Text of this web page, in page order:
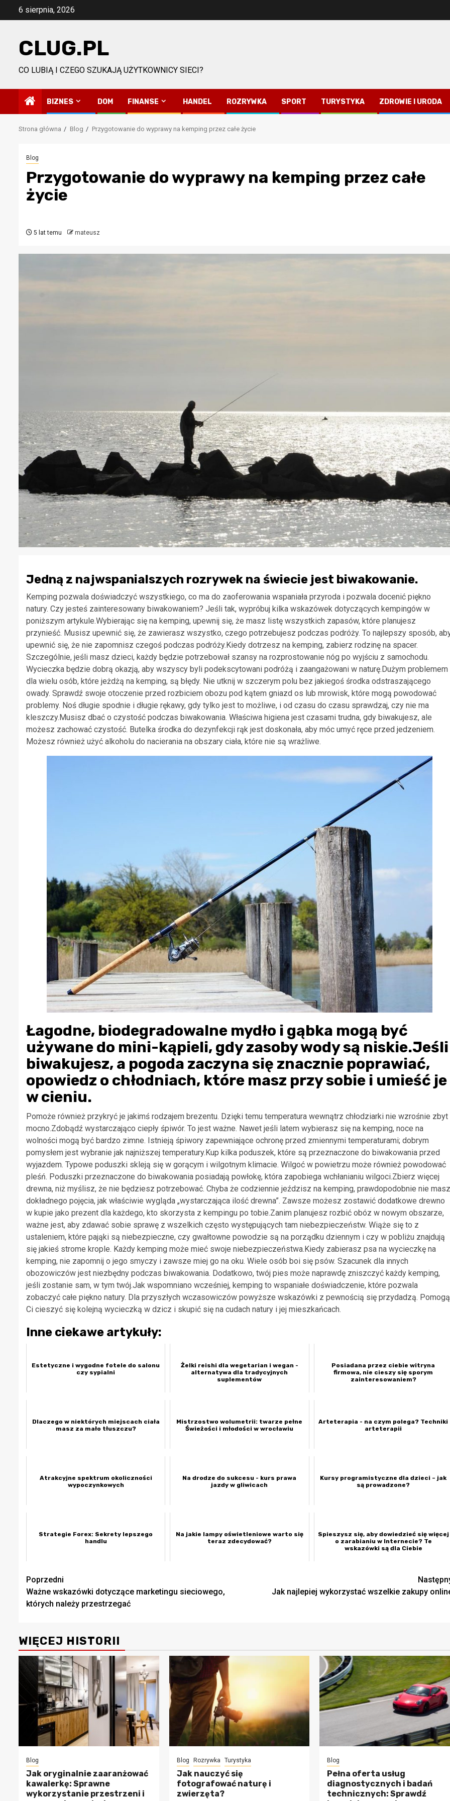
Przejdź6 sierpnia, 2026
CLUG.PL
CO LUBIĄ I CZEGO SZUKAJĄ UŻYTKOWNICY SIECI?
BIZNES DOM FINANSE HANDEL ROZRYWKA SPORT TURYSTYKA ZDROWIE I URODA
Strona główna Blog Przygotowanie do wyprawy na kemping przez całe życie
Blog
Przygotowanie do wyprawy na kemping przez całe
życie
5 lat temu mateusz
Jedną z najwspanialszych rozrywek na świecie jest biwakowanie.
Kemping pozwala doświadczyć wszystkiego, co ma do zaoferowania wspaniała przyroda i pozwala docenić piękno
natury. Czy jesteś zainteresowany biwakowaniem? Jeśli tak, wypróbuj kilka wskazówek dotyczących kempingów w
poniższym artykule.Wybierając się na kemping, upewnij się, że masz listę wszystkich zapasów, które planujesz
przynieść. Musisz upewnić się, że zawierasz wszystko, czego potrzebujesz podczas podróży. To najlepszy sposób,
upewnić się, że nie zapomnisz czegoś podczas podróży.Kiedy dotrzesz na kemping, zabierz rodzinę na spacer.
Szczególnie, jeśli masz dzieci, każdy będzie potrzebował szansy na rozprostowanie nóg po wyjściu z samochodu.
Wycieczka będzie dobrą okazją, aby wszyscy byli podekscytowani podróżą i zaangażowani w naturę.Dużym problemem
dla wielu osób, które jeżdżą na kemping, są błędy. Nie utknij w szczerym polu bez jakiegoś środka odstraszającego
owady. Sprawdź swoje otoczenie przed rozbiciem obozu pod kątem gniazd os lub mrowisk, które mogą powodować
problemy. Noś długie spodnie i długie rękawy, gdy tylko jest to możliwe, i od czasu do czasu sprawdzaj, czy nie ma
kleszczy.Musisz dbać o czystość podczas biwakowania. Właściwa higiena jest czasami trudna, gdy biwakujesz, ale
możesz zachować czystość. Butelka środka do dezynfekcji rąk jest doskonała, aby móc umyć ręce przed jedzeniem.
Możesz również użyć alkoholu do nacierania na obszary ciała, które nie są wrażliwe.
Łagodne, biodegradowalne mydło i gąbka mogą być
używane do mini-kąpieli, gdy zasoby wody są niskie.Jeśli
biwakujesz, a pogoda zaczyna się znacznie poprawiać,
opowiedz o chłodniach, które masz przy sobie i umieść je
w cieniu.
Pomoże również przykryć je jakimś rodzajem brezentu. Dzięki temu temperatura wewnątrz chłodziarki nie wzrośnie zbyt
mocno.Zdobądź wystarczająco ciepły śpiwór. To jest ważne. Nawet jeśli latem wybierasz się na kemping, noce na
wolności mogą być bardzo zimne. Istnieją śpiwory zapewniające ochronę przed zmiennymi temperaturami; dobrym
pomysłem jest wybranie jak najniższej temperatury.Kup kilka poduszek, które są przeznaczone do biwakowania przed
wyjazdem. Typowe poduszki skleją się w gorącym i wilgotnym klimacie. Wilgoć w powietrzu może również powodować
pleśń. Poduszki przeznaczone do biwakowania posiadają powłokę, która zapobiega wchłanianiu wilgoci.Zbierz więcej
drewna, niż myślisz, że nie będziesz potrzebować. Chyba że codziennie jeździsz na kemping, prawdopodobnie nie masz
dokładnego pojęcia, jak właściwie wygląda „wystarczająca ilość drewna”. Zawsze możesz zostawić dodatkowe drewno
w kupie jako prezent dla każdego, kto skorzysta z kempingu po tobie.Zanim planujesz rozbić obóz w nowym obszarze,
ważne jest, aby zdawać sobie sprawę z wszelkich często występujących tam niebezpieczeństw. Wiąże się to z
ustaleniem, które pająki są niebezpieczne, czy gwałtowne powodzie są na porządku dziennym i czy w pobliżu znajdują
się jakieś strome krople. Każdy kemping może mieć swoje niebezpieczeństwa.Kiedy zabierasz psa na wycieczkę na
kemping, nie zapomnij o jego smyczy i zawsze miej go na oku. Wiele osób boi się psów. Szacunek dla innych
obozowiczów jest niezbędny podczas biwakowania. Dodatkowo, twój pies może naprawdę zniszczyć każdy kemping,
jeśli zostanie sam, w tym twój.Jak wspomniano wcześniej, kemping to wspaniałe doświadczenie, które pozwala
zobaczyć całe piękno natury. Dla przyszłych wczasowiczów powyższe wskazówki z pewnością się przydadzą. Pomogą
Ci cieszyć się kolejną wycieczką w dzicz i skupić się na cudach natury i jej mieszkańcach.
Inne ciekawe artykuły:
Estetyczne i wygodne fotele do salonu
czy sypialni
Żelki reishi dla wegetarian i wegan -
alternatywa dla tradycyjnych
suplementów
Posiadana przez ciebie witryna
firmowa, nie cieszy się sporym
zainteresowaniem?
Dlaczego w niektórych miejscach ciała
masz za mało tłuszczu?
Mistrzostwo wolumetrii: twarze pełne
Świeżości i młodości w wrocławiu
Arteterapia - na czym polega? Techniki
arteterapii
Atrakcyjne spektrum okoliczności
wypoczynkowych
Na drodze do sukcesu - kurs prawa
jazdy w gliwicach
Kursy programistyczne dla dzieci – jak
są prowadzone?
Strategie Forex: Sekrety lepszego
handlu
Na jakie lampy oświetleniowe warto się
teraz zdecydować?
Spieszysz się, aby dowiedzieć się więcej
o zarabianiu w Internecie? Te
wskazówki są dla Ciebie
Zobacz
wpisy
Poprzedni
Ważne wskazówki dotyczące marketingu sieciowego,
których należy przestrzegać
Jak najlepiej wykorzystać wszelkie zakupy
WIĘCEJ HISTORII
Blog
Jak oryginalnie zaaranżować
kawalerkę: Sprawne
wykorzystanie przestrzeni i
Blog Rozrywka Turystyka
Jak nauczyć się
fotografować naturę i
zwierzęta?
Blog
Pełna oferta usług
diagnostycznych i badań
technicznych: Sprawdź